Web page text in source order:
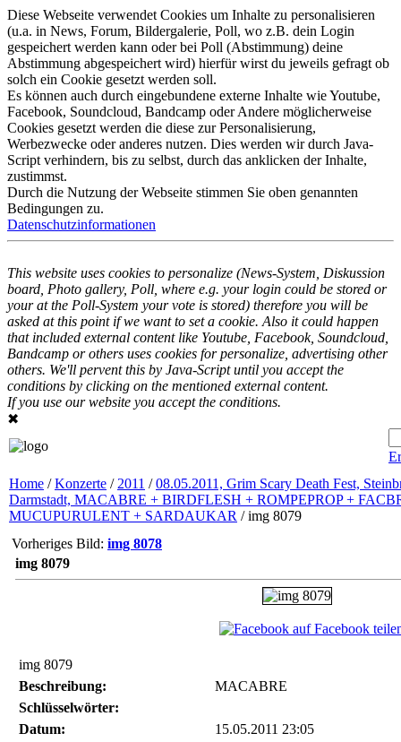
Diese Webseite verwendet Cookies um Inhalte zu personalisieren
(u.a. in News, Forum, Bildergalerie, Poll, wo z.B. dein Login
gespeichert werden kann oder bei Poll (Abstimmung) deine
Abstimmung abgespeichert wird) hierfür wirst du jeweils gefragt ob
solch ein Cookie gesetzt werden soll.
Es können auch durch eingebundene externe Inhalte wie Youtube,
Facebook, Soundcloud, Bandcamp oder Andere möglicherweise
Cookies gesetzt werden die diese zur Personalisierung,
Werbezwecke oder anderes nutzen. Dies werden wir durch Java-
Script verhindern, bis zu selbst, durch das anklicken der Inhalte,
zustimmst.
Durch die Nutzung der Webseite stimmen Sie oben genannten
Bedingungen zu.
Datenschutzinformationen
This website uses cookies to personalize (News-System, Diskussion
board, Photo gallery, Poll, where e.g. your login could be stored or
your at the Poll-System your vote is stored) therefore you will be
asked at this point if we want to set a cookie. Also it could happen
that included external content like Youtube, Facebook, Soundcloud,
Bandcamp or others uses cookies for personalize, advertising other
others. We'll pervent this by Java-Script until you accept the
conditions by clicking on the mentioned external content.
If you use our website you accept the conditions.
✖
Home /Konzerte / 2011 /08.05.2011, Grim Scary Death Fest,
Darmstadt, MACABRE + BIRDFLESH + ROMPEPROP +
MUCUPURULENT + SARDAUKAR / img 8079
Vorheriges Bild: img 8078
img 8079
auf Facebook
img 8079
Beschreibung:
MACABRE
Schlüsselwörter:
Datum:
15.05.2011 23:05